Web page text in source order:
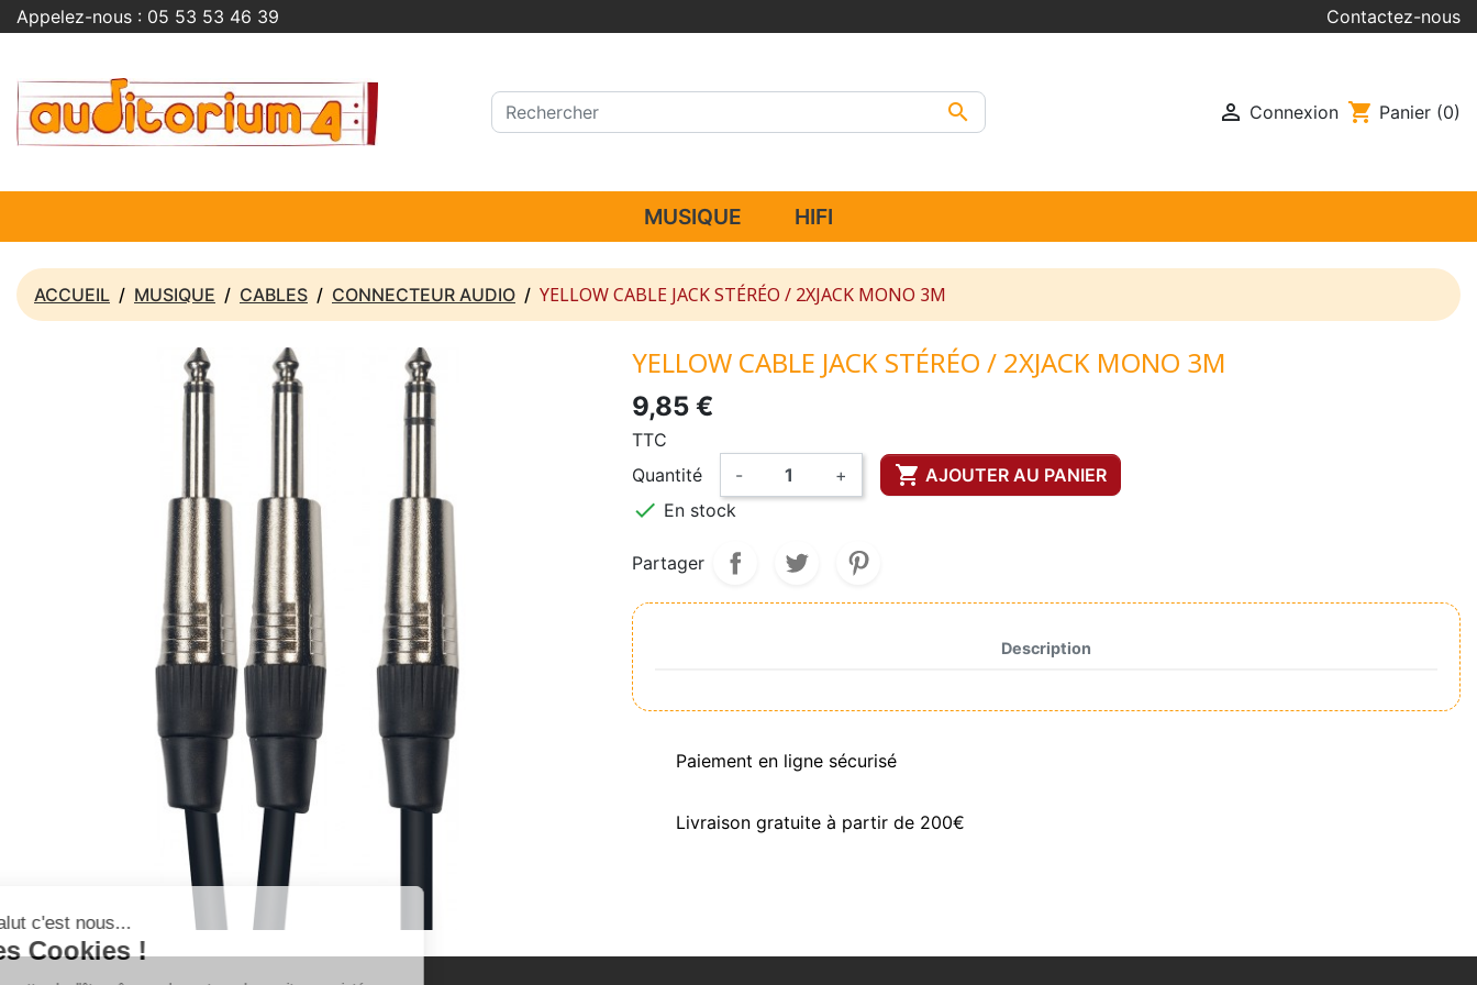
Appelez-nous : 05 53 53 46 39 Contactez-nous
  Connexion shopping_cart Panier (0)
MUSIQUE HIFI
ACCUEIL MUSIQUE CABLES CONNECTEUR AUDIO YELLOW CABLE JACK STÉRÉO / 2XJACK MONO 3M
YELLOW CABLE JACK STÉRÉO / 2XJACK MONO 3M
9,85 €
TTC
Quantité
- +  AJOUTER AU PANIER
 En stock
Partager
Description
Paiement en ligne sécurisé
Livraison gratuite à partir de 200€
Salut c'est nous...
les Cookies !